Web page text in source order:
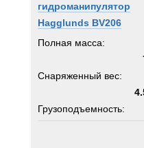
гидроманипулятор
Hagglunds BV206
Полная масса:
Снаряженный вес:
Грузоподъемность: